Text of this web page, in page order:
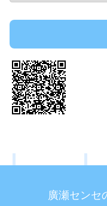
廣瀬センセ